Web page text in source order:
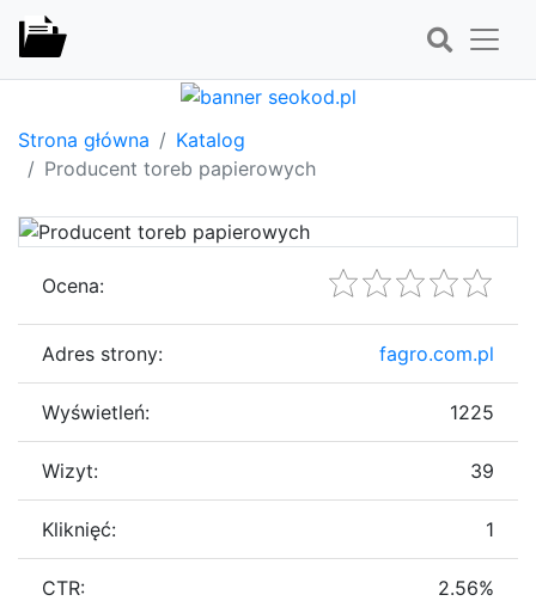
Strona główna
Katalog
Producent toreb papierowych
Ocena:
Adres strony: fagro.com.pl
Wyświetleń: 1225
Wizyt: 39
Kliknięć: 1
CTR: 2.56%